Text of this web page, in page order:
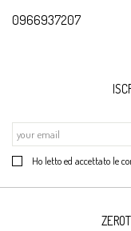
0966937207
Ho letto ed accettato le